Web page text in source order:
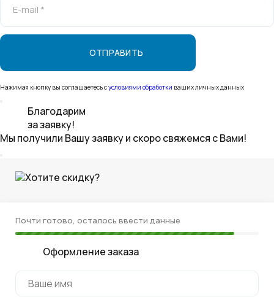
E-mail *
Нажимая кнопку вы соглашаетесь сусловиями обработки ваших личных данных
Благодарим
за заявку!
Мы получили Вашу заявку и скоро свяжемся с Вами!
Хотите скидку?
Почти готово, осталось ввести данные
Оформление заказа